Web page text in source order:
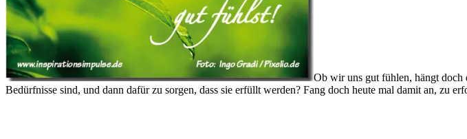
Ob wir uns gut fühlen, hängt doch
Bedürfnisse sind, und dann dafür zu sorgen, dass sie erfüllt werden? Fang doch heute mal damit an, zu